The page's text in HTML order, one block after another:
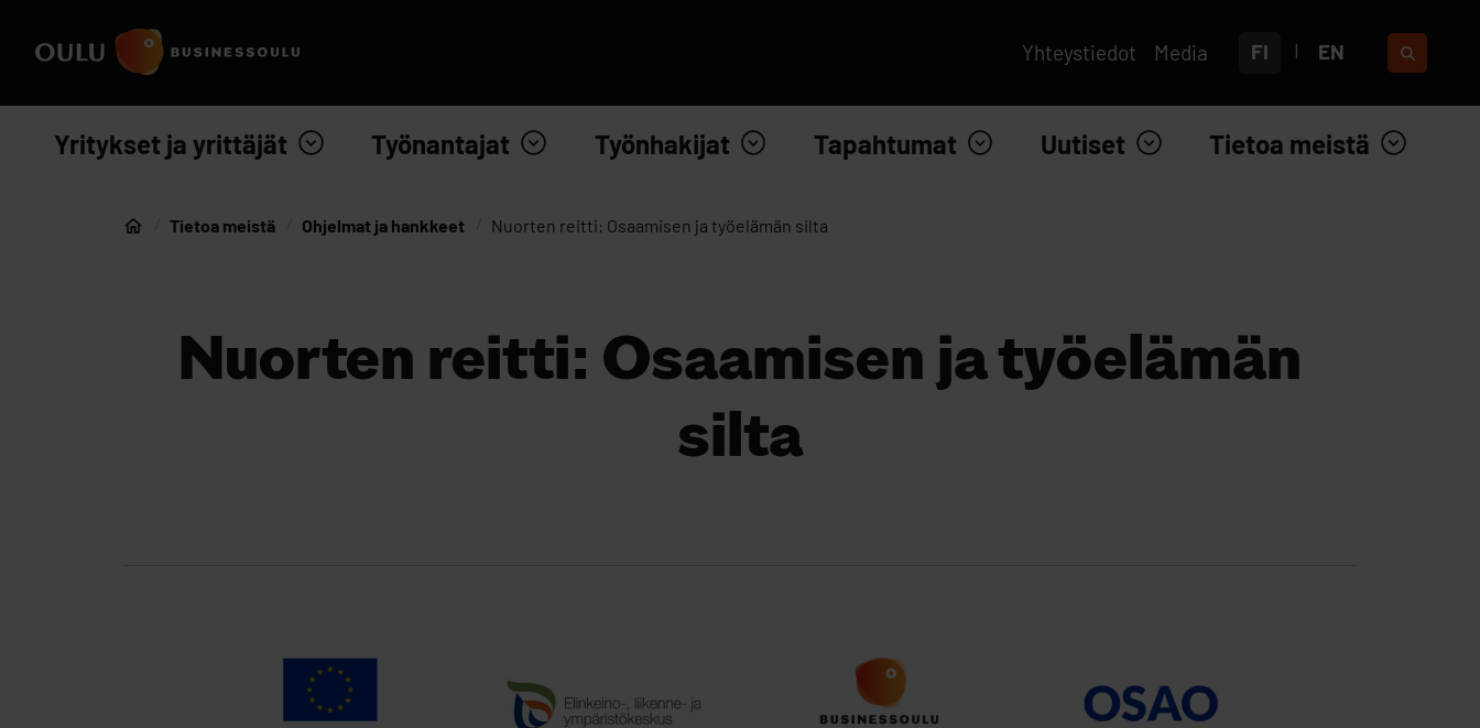
Yhteystiedot Media FI EN
Yritykset ja yrittäjät Työnantajat Työnhakijat Tapahtumat Uutiset Tietoa meistä
Etusivu
Tietoa meistä Ohjelmat ja hankkeet Nuorten reitti: Osaamisen ja työelämän silta
Nuorten reitti: Osaamisen ja työelämän
silta